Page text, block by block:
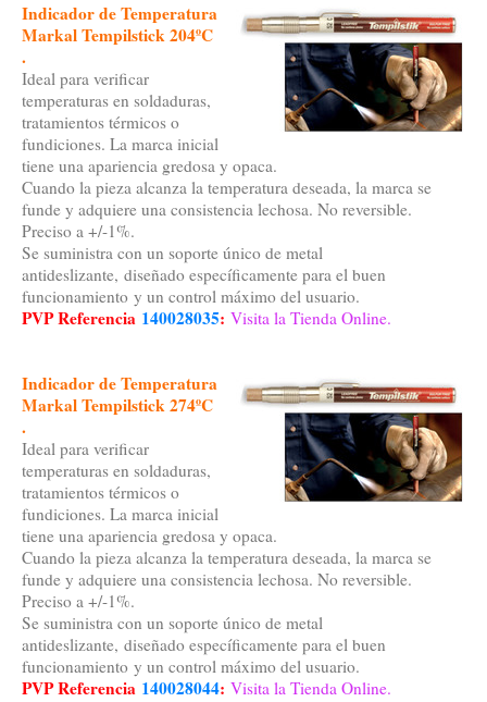
Indicador de Temperatura
Markal Tempilstick 204ºC
.
Ideal para verificar
temperaturas en soldaduras,
tratamientos térmicos o
fundiciones. La marca inicial
tiene una apariencia gredosa y opaca.
Cuando la pieza alcanza la temperatura deseada, la marca se
funde y adquiere una consistencia lechosa. No reversible.
Preciso a +/-1%.
Se suministra con un soporte único de metal
antideslizante, diseñado específicamente para el buen
funcionamiento y un control máximo del usuario.
PVP Referencia 140028035: Visita la Tienda Online.
Indicador de Temperatura
Markal Tempilstick 274ºC
.
Ideal para verificar
temperaturas en soldaduras,
tratamientos térmicos o
fundiciones. La marca inicial
tiene una apariencia gredosa y opaca.
Cuando la pieza alcanza la temperatura deseada, la marca se
funde y adquiere una consistencia lechosa. No reversible.
Preciso a +/-1%.
Se suministra con un soporte único de metal
antideslizante, diseñado específicamente para el buen
funcionamiento y un control máximo del usuario.
PVP Referencia 140028044: Visita la Tienda Online.